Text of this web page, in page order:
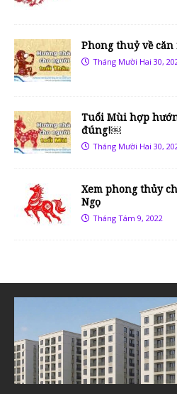
Phong thuỷ về
Tháng Mười Hai 30,
Tuổi Mùi hợp
đúng!￼
Tháng Mười Hai 30,
Xem phong thủy
Ngọ
Tháng Tám 9, 2022